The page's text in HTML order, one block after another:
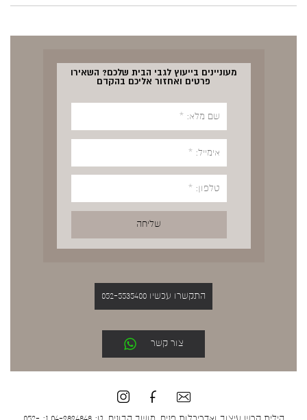
מעוניינים בייעוץ לגבי הבית שלכם? השאירו
פרטים ואחזור אליכם בהקדם
התקשרו עכשיו 052-5535400
צור קשר